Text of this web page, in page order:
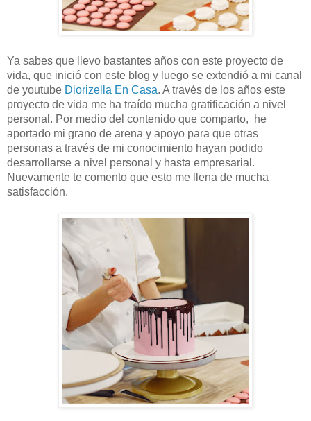
Ya sabes que llevo bastantes años con este proyecto de
vida, que inició con este blog y luego se extendió a mi canal
de youtube Diorizella En Casa. A través de los años este
proyecto de vida me ha traído mucha gratificación a nivel
personal. Por medio del contenido que comparto, he
aportado mi grano de arena y apoyo para que otras
personas a través de mi conocimiento hayan podido
desarrollarse a nivel personal y hasta empresarial.
Nuevamente te comento que esto me llena de mucha
satisfacción.